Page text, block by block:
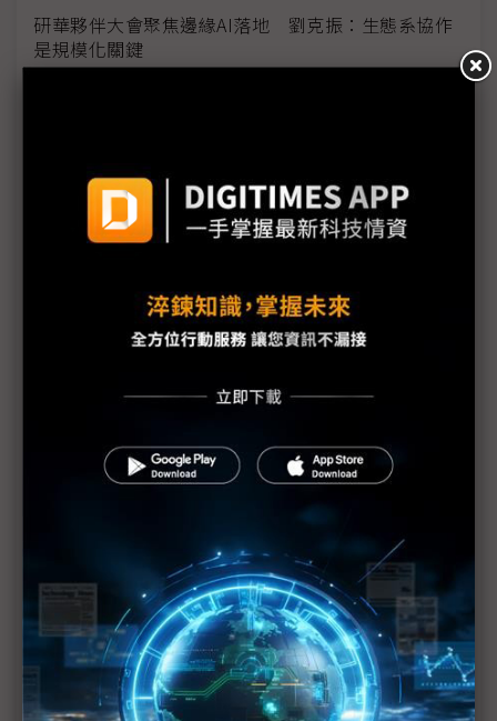
研華夥伴大會聚焦邊緣AI落地 劉克振：生態系協作
是規模化關鍵
鼎新數智廣結盟 COMPUTEX秀AI代理整合力
超微正面迎戰RTX Spark 喊話Strix Halo是不會錯的
南韓FADU COMPUTEX擴大亞洲布局 2026新訂單逾
《科技聽IC》COMPUTEX也有追星熱？韓系大廠來台
非紅無人機商機發酵 Anduril持續深化與台灣合作
鴻海劉揚偉會面SK會長崔泰源 深化亞洲大型AI資料
從伺服器再到四足機器狗 和碩攜NVIDIA擴大實體AI
合作
代理與實體AI好戲才要開鑼 和碩：AI伺服器一定趕
得上